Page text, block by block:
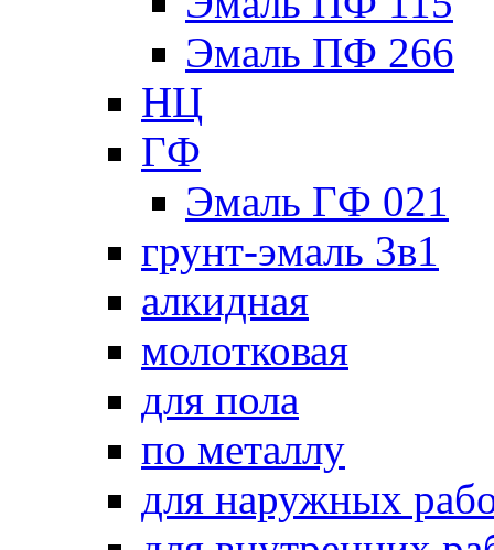
Эмаль ПФ 266
НЦ
ГФ
Эмаль ГФ 021
грунт-эмаль 3в1
алкидная
молотковая
для пола
по металлу
для наружных